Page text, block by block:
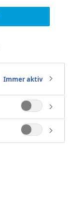
Immer aktiv